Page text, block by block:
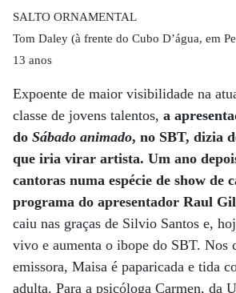
SALTO ORNAMENTAL
Tom Daley (à frente do Cubo D’água, em
13 anos
Expoente de maior visibilidade na
classe de jovens talentos, a
do Sábado animado, no SBT, dizia
que iria virar artista. Um ano
cantoras numa espécie de show de
programa do apresentador Raul Gil
caiu nas graças de Silvio Santos e,
vivo e aumenta o ibope do SBT. Nos
emissora, Maisa é paparicada e tida
adulta. Para a psicóloga Carmen, da